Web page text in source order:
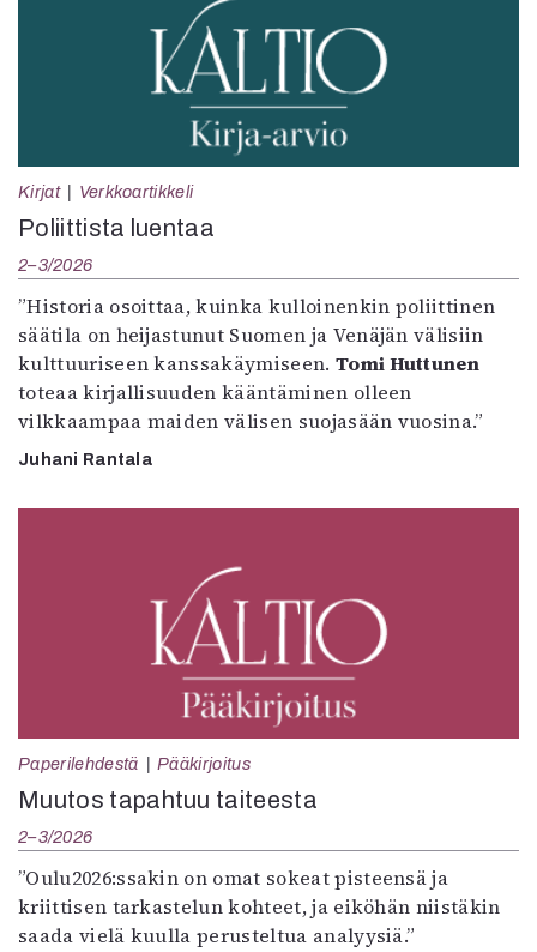
Kirjat Verkkoartikkeli
Poliittista luentaa
2–3/2026
”Historia osoittaa, kuinka kulloinenkin poliittinen
säätila on heijastunut Suomen ja Venäjän välisiin
kulttuuriseen kanssakäymiseen. Tomi Huttunen
toteaa kirjallisuuden kääntäminen olleen
vilkkaampaa maiden välisen suojasään vuosina.”
Juhani Rantala
Paperilehdestä Pääkirjoitus
Muutos tapahtuu taiteesta
2–3/2026
”Oulu2026:ssakin on omat sokeat pisteensä ja
kriittisen tarkastelun kohteet, ja eiköhän niistäkin
saada vielä kuulla perusteltua analyysiä.”